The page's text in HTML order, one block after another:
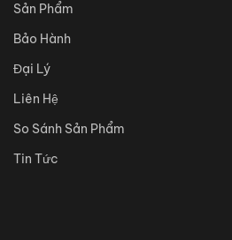
Sản Phẩm
Bảo Hành
Đại Lý
Liên Hệ
So Sánh Sản Phẩm
Tin Tức